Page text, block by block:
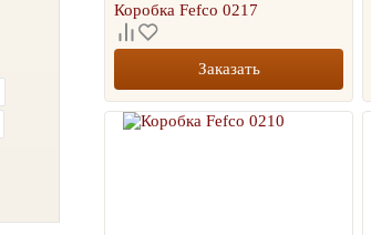
Коробка Fefco 0217
Заказать